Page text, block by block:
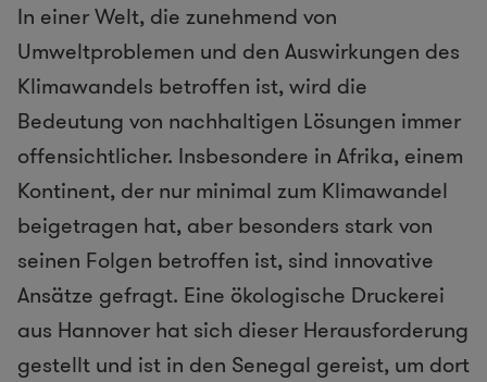
In einer Welt, die zunehmend von
Umweltproblemen und den Auswirkungen des
Klimawandels betroffen ist, wird die
Bedeutung von nachhaltigen Lösungen immer
offensichtlicher. Insbesondere in Afrika, einem
Kontinent, der nur minimal zum Klimawandel
beigetragen hat, aber besonders stark von
seinen Folgen betroffen ist, sind innovative
Ansätze gefragt. Eine ökologische Druckerei
aus Hannover hat sich dieser Herausforderung
gestellt und ist in den Senegal gereist, um dort